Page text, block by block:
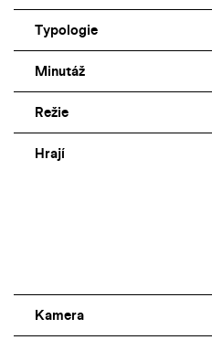
Typologie
Minutáž
Režie
Hrají
Kamera